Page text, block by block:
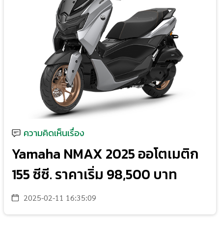
ความคิดเห็นเรื่อง
Yamaha NMAX 2025 ออโตเมติก
155 ซีซี. ราคาเริ่ม 98,500 บาท
2025-02-11 16:35:09